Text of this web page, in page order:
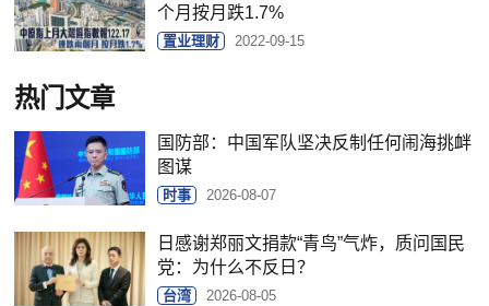
个月按月跌1.7%
置业理财 2022-09-15
热门文章
国防部：中国军队坚决反制任何闹海挑衅
图谋
时事 2026-08-07
日感谢郑丽文捐款“青鸟”气炸，质问国民
党：为什么不反日？
台湾 2026-08-05